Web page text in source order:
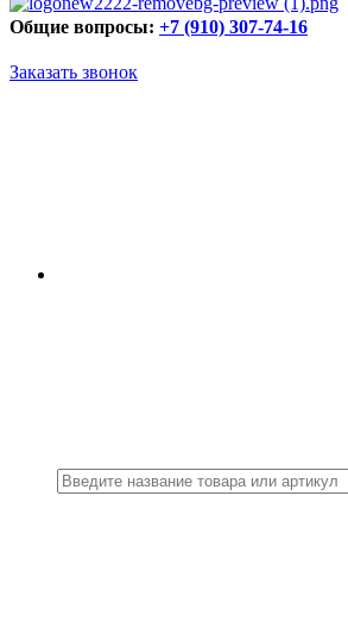
Общие вопросы: +7 (910) 307-74-16
Заказать звонок